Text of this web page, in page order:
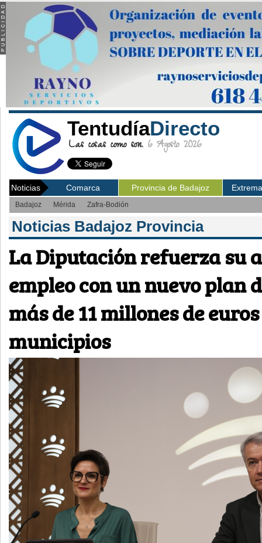
TentudíaDirecto
Las cosas como son. 6 Agosto 2026
Noticias Comarca Provincia de Badajoz
Badajoz Mérida Zafra-Bodión
Noticias Badajoz Provincia
La Diputación refuerza su
empleo con un nuevo plan
más de 11 millones de
municipios